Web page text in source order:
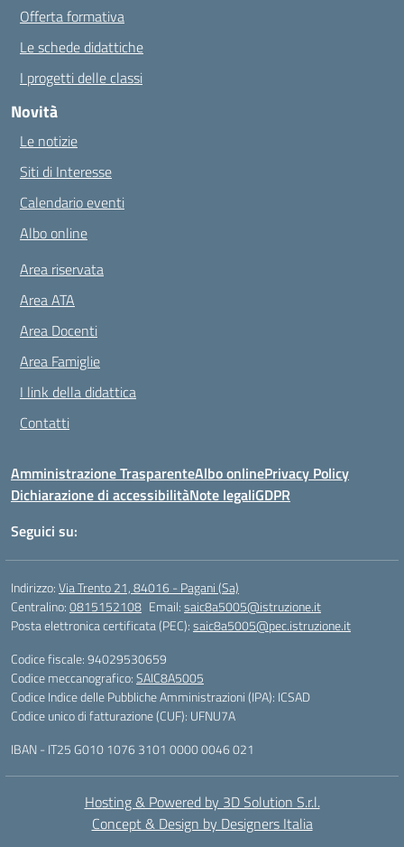
Offerta formativa
Le schede didattiche
I progetti delle classi
Novità
Le notizie
Siti di Interesse
Calendario eventi
Albo online
Area riservata
Area ATA
Area Docenti
Area Famiglie
I link della didattica
Contatti
Amministrazione TrasparenteAlbo onlinePrivacy Policy
Dichiarazione di accessibilitàNote legaliGDPR
Seguici su:
Indirizzo:Via Trento 21, 84016 - Pagani (Sa)
Centralino:0815152108 Email:saic8a5005@istruzione.it
Posta elettronica certificata (PEC):saic8a5005@pec.istruzione.it
Codice fiscale: 94029530659
Codice meccanografico:SAIC8A5005
Codice Indice delle Pubbliche Amministrazioni (IPA): ICSAD
Codice unico di fatturazione (CUF): UFNU7A
IBAN - IT25 G010 1076 3101 0000 0046 021
Hosting & Powered by 3D Solution S.r.l.
Concept & Design by Designers Italia